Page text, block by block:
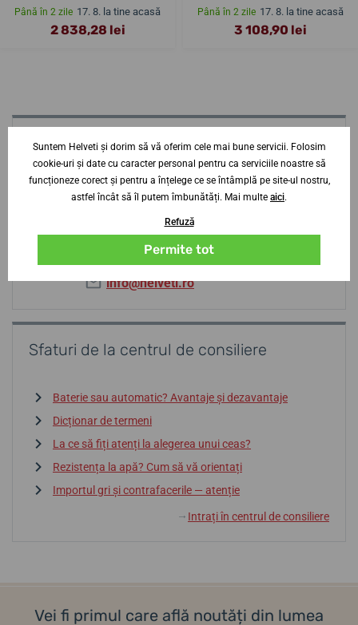
Până în 2 zile 17. 8. la tine acasă
2 838,28 lei
Până în 2 zile 17. 8. la tine acasă
3 108,90 lei
Aveți nevoie de sfaturi? Contactați-ne?
specialist
Jiří Štencek
+420 252 252 306
Lu-Jo
9-19
info@helveti.ro
Sfaturi de la centrul de consiliere
Baterie sau automatic? Avantaje și dezavantaje
Dicționar de termeni
La ce să fiți atenți la alegerea unui ceas?
Rezistența la apă? Cum să vă orientați
Importul gri și contrafacerile — atenție
↓ Intrați în centrul de consiliere
Vei fi primul care află noutăți din lumea
Suntem Helveti și dorim să vă oferim cele mai bune servicii. Folosim
cookie-uri și date cu caracter personal pentru ca serviciile noastre să
funcționeze corect și pentru a înțelege ce se întâmplă pe site-ul nostru,
astfel încât să îl putem îmbunătăți. Mai multe aici.
Refuză
Permite tot